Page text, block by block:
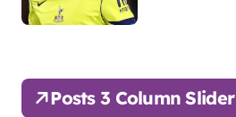
Posts 3 Column Slider